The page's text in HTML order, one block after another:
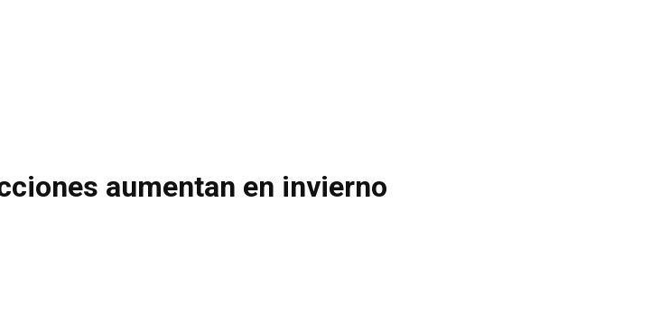
aumentan en invierno